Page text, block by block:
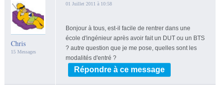
Chris
15 Messages
01 Juillet 2011 à 10:58
Bonjour à tous, est-il facile de rentrer dans une
école d'ingénieur après avoir fait un DUT ou un BTS
? autre question que je me pose, quelles sont les
modalités d'entré ?
Répondre à ce message